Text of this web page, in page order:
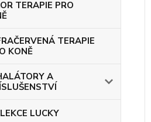
TERAPIE PRO
TERAPIE
KONĚ
A
LUCKY